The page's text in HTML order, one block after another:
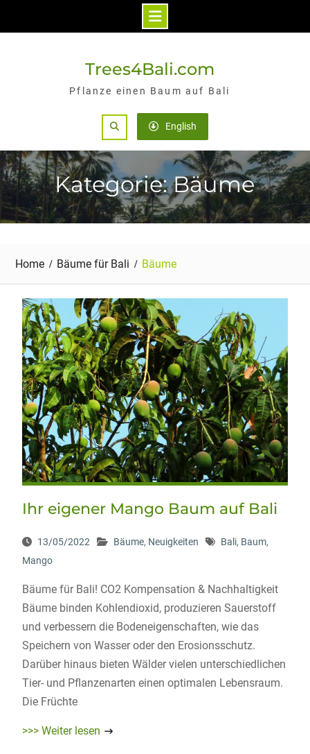
Trees4Bali.com
Pflanze einen Baum auf Bali
Search English
Kategorie: Bäume
Home Bäume für Bali Bäume
Ihr eigener Mango Baum auf Bali
13/05/2022 Bäume, Neuigkeiten Bali, Baum,
Mango
Bäume für Bali! CO2 Kompensation & Nachhaltigkeit
Bäume binden Kohlendioxid, produzieren Sauerstoff
und verbessern die Bodeneigenschaften, wie das
Speichern von Wasser oder den Erosionsschutz.
Darüber hinaus bieten Wälder vielen unterschiedlichen
Tier- und Pflanzenarten einen optimalen Lebensraum.
Die Früchte
>>> Weiter lesen